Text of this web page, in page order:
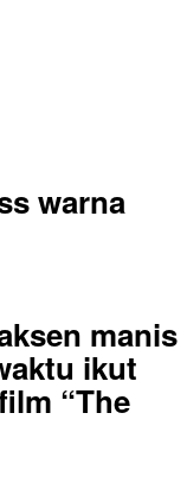
warna
manis
ikut
“The